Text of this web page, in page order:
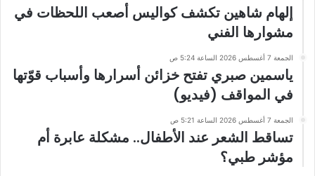
إلهام شاهين تكشف كواليس أصعب اللحظات في
مشوارها الفني
الجمعة 7 أغسطس 2026 الساعة 5:24 ص
ياسمين صبري تفتح خزائن أسرارها وأسباب قوّتها
في المواقف (فيديو)
الجمعة 7 أغسطس 2026 الساعة 5:21 ص
تساقط الشعر عند الأطفال.. مشكلة عابرة أم
مؤشر طبي؟